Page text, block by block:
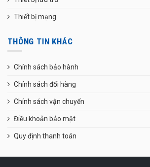
Thiết bị mạng
THÔNG TIN KHÁC
Chính sách bảo hành
Chính sách đổi hàng
Chính sách vận chuyển
Điều khoản bảo mật
Quy định thanh toán